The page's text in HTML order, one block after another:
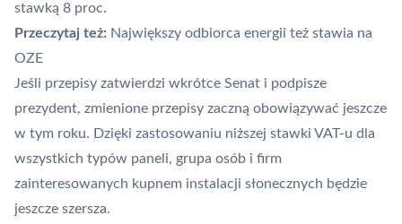
stawką 8 proc.
Przeczytaj też: Największy odbiorca energii też stawia na
OZE
Jeśli przepisy zatwierdzi wkrótce Senat i podpisze
prezydent, zmienione przepisy zaczną obowiązywać jeszcze
w tym roku. Dzięki zastosowaniu niższej stawki VAT-u dla
wszystkich typów paneli, grupa osób i firm
zainteresowanych kupnem instalacji słonecznych będzie
jeszcze szersza.